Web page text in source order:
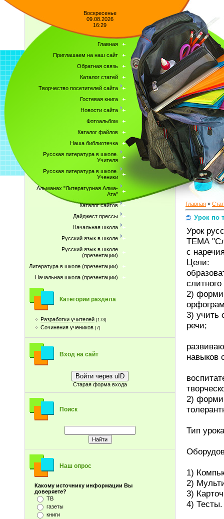
Воскресенье
09.08.2026
16:29
Главная
Приглашаем на наш сайт
Обратная связь
Каталог статей
Творчество посетителей сайта
Гостевая книга
Новости сайта
Фотоальбом
Каталог файлов
Наша библиотечка
Русская литература в школе.
Учителя
Русская литература в школе.
Ученики
Альманах "Литературная Алма-
Ата"
Каталог сайтов
Дайджест прессы
Начальная школа
Русский язык в школе
Русский язык в школе
(презентации)
Литература в школе (презентации)
Начальная школа (презентации)
Категории раздела
Разработки учителей [173]
Сочинения учеников [7]
Вход на сайт
Войти через uID
Старая форма входа
Поиск
Наш опрос
Какому источнику информации Вы
доверяете?
ТВ
газеты
книги
Главная »
Урок по
Урок
ТЕМА
с
Цели:
2)
3) учить
речи;
навыков
2)
Тип
1)
2)
3)
4) Тесты.